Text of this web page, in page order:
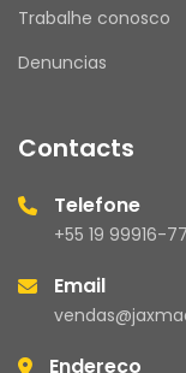
Trabalhe conosco
Denuncias
Contacts
Telefone
+55 19 99916-
Email
Endereço